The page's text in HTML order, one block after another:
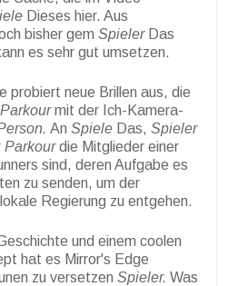
Dieses hier. Aus
bisher gem SpielerDas
es sehr gut umsetzen.
probiert neue Brillen aus, die
Parkourmit der Ich-Kamera-
An Spiele Das, Spieler
Parkourdie Mitglieder einer
sind, deren Aufgabe es
zu senden, um der
Regierung zu entgehen.
und einem coolen
hat es Mirror's Edge
zu versetzen Spieler. Was